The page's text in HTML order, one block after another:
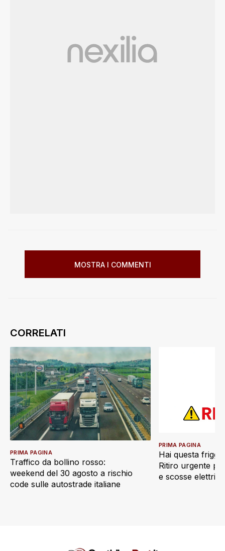
MOSTRA I COMMENTI
Traffico da bollino rosso:
weekend del 30 agosto a rischio
code sulle autostrade italiane
PRIMA PAGINA
Hai questa
Ritiro urgente
e scosse
PRIMA PAGINA